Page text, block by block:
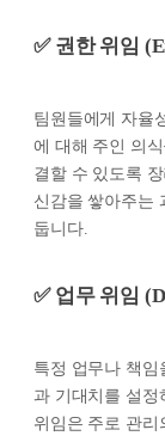
✅ 권한 위임
팀원들에게 자율
에 대해 주인 의
결할 수 있도록
신감을 쌓아주는
둡니다.
✅ 업무 위임
특정 업무나 책임
과 기대치를 설정
위임은 주로 관리